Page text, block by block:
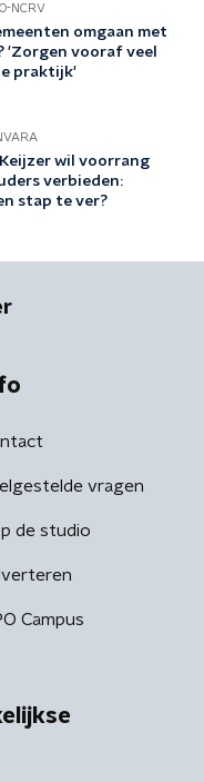
NCRV
omgaan met
'Zorgen vooraf veel
praktijk'
wil voorrang
verbieden:
stap te ver?
vragen
de studio
Campus